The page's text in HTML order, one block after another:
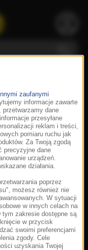
zaufanymi
informacje zawarte
przetwarzamy dane
przesyłane
reklam i treści,
pomiaru ruchu jak
Za Twoją zgodą
precyzyjne dane
urządzeń.
działania.
poprzez
możesz również nie
W sytuacji
w innych celach na
tym zakresie dostępne są
w przycisk
swoimi preferencjami
zgody. Cele
uzyskania Twojej